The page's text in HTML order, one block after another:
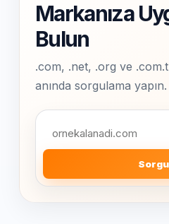
Markanıza
Bulun
.com, .net, .org ve
anında sorgulama yapın.